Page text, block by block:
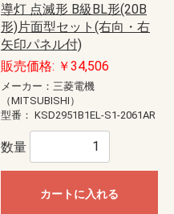
導灯 点滅形 B級BL形(20B
形)片面型セット(右向・右
矢印パネル付)
販売価格: ￥34,506
メーカー：三菱電機
（MITSUBISHI）
型番： KSD2951B1EL-S1-2061AR
数量
カートに入れる